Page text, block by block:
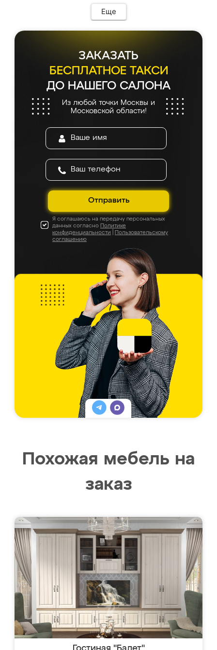
Еще
ЗАКАЗАТЬ
БЕСПЛАТНОЕ ТАКСИ
ДО НАШЕГО САЛОНА
Из любой точки Москвы и
Московской области!
Отправить
Я соглашаюсь на передачу персональных
данных согласно Политике
конфиденциальности
Пользовательскому
соглашению
Похожая мебель на
заказ